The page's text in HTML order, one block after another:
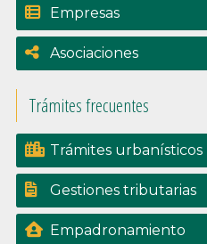
Empresas
Asociaciones
Trámites frecuentes
Trámites urbanísticos
Gestiones tributarias
Empadronamiento